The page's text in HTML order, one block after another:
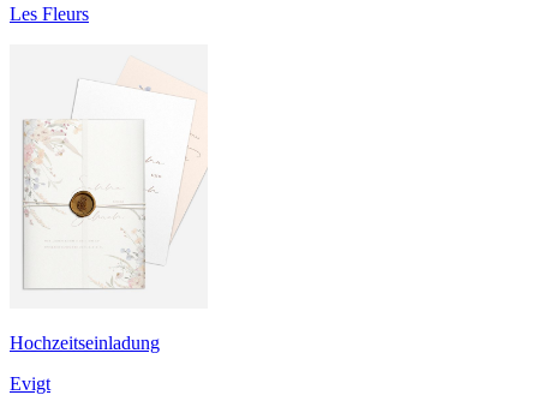
Les Fleurs
Hochzeitseinladung
Evigt